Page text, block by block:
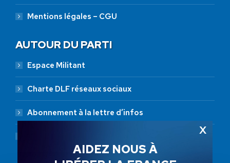
Mentions légales – CGU
AUTOUR DU PARTI
Espace Militant
Charte DLF réseaux sociaux
Abonnement à la lettre d’infos
AIDEZ NOUS À